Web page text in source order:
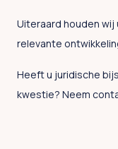
Uiteraard houden wij
relevante
Heeft u juridische
kwestie? Neem